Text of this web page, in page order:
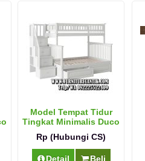
Model Tempat Tidur
Tingkat Minimalis Duco
Rp (Hubungi CS)
Detail Beli